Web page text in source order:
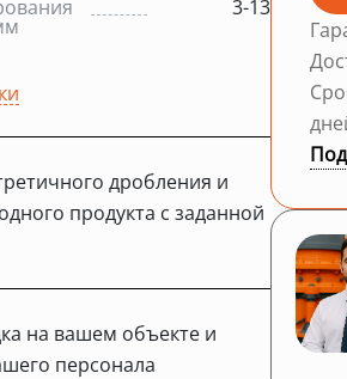
3-13
дробления и
продукта с заданной
на вашем объекте и
персонала